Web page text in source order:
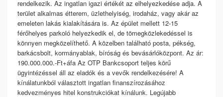
rendelkezik. Az ingatlan igazi értékét az elhelyezkedése adja. A
terület alkalmas étterem, üzlethelyiség, irodaház, vagy akár az
emeleten lakás kialakítására is. Az épület mellett 12-15
férőhelyes parkoló helyezkedik el, de tömegközlekedéssel is
könnyen megközelíthető. A közelben található posta, pékség,
barkácsbolt, kormányablak, bíróság és bevásárlóközpont. Az ár:
190.000.000.-Ft+áfa Az OTP Bankcsoport teljes körű
ügyintézéssel áll az eladók és a vevők rendelkezésére! A
kínálatunkból választott ingatlan finanszírozásához
kedvezményes hitel konstrukciókat kínálunk. Legújabb